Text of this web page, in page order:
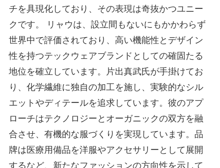
チを具現化しており、その表現は奇抜かつユニー
クです。 リャウは、設立間もないにもかかわらず
世界中で評価されており、高い機能性とデザイン
性を持つテックウェアブランドとしての確固たる
地位を確立しています。片出真武氏が手掛けてお
り、化学繊維に独自の加工を施し、実験的なシル
エットやディテールを追求しています。彼のアプ
ローチはテクノロジーとオーガニックの双方を融
合させ、有機的な服づくりを実現しています。品
牌は医療用備品を洋服やアクセサリーとして展開
するなど、新たなファッションの方向性を示して